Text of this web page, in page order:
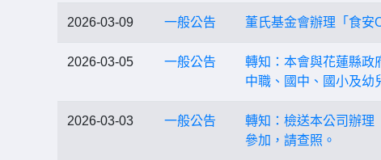
2026-03-09 一般公告 董氏基金會辦理「食安
2026-03-05 一般公告
轉知：本會與花蓮縣政
中職、國中、國小及幼
2026-03-03 一般公告
轉知：檢送本公司辦理
參加，請查照。